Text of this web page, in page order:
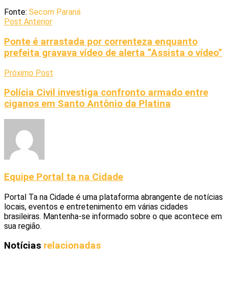
Fonte: Secom Paraná
Post Anterior
Ponte é arrastada por correnteza enquanto
prefeita gravava vídeo de alerta “Assista o vídeo”
Próximo Post
Polícia Civil investiga confronto armado entre
ciganos em Santo Antônio da Platina
Equipe Portal ta na Cidade
Portal Ta na Cidade é uma plataforma abrangente de notícias
locais, eventos e entretenimento em várias cidades
brasileiras. Mantenha-se informado sobre o que acontece em
sua região.
Notícias relacionadas